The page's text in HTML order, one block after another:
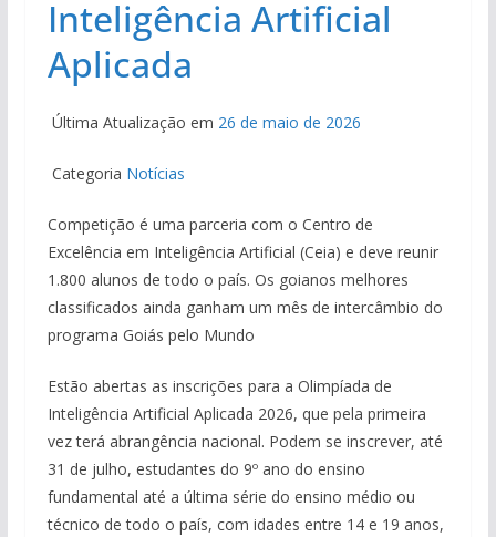
Inteligência Artificial
Aplicada
Última Atualização em 26 de maio de 2026
Categoria Notícias
Competição é uma parceria com o Centro de
Excelência em Inteligência Artificial (Ceia) e deve reunir
1.800 alunos de todo o país. Os goianos melhores
classificados ainda ganham um mês de intercâmbio do
programa Goiás pelo Mundo
Estão abertas as inscrições para a Olimpíada de
Inteligência Artificial Aplicada 2026, que pela primeira
vez terá abrangência nacional. Podem se inscrever, até
31 de julho, estudantes do 9º ano do ensino
fundamental até a última série do ensino médio ou
técnico de todo o país, com idades entre 14 e 19 anos,